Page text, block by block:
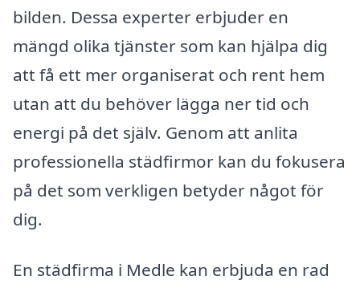
bilden. Dessa experter erbjuder en
mängd olika tjänster som kan hjälpa dig
att få ett mer organiserat och rent hem
utan att du behöver lägga ner tid och
energi på det själv. Genom att anlita
professionella städfirmor kan du fokusera
på det som verkligen betyder något för
dig.
En städfirma i Medle kan erbjuda en rad